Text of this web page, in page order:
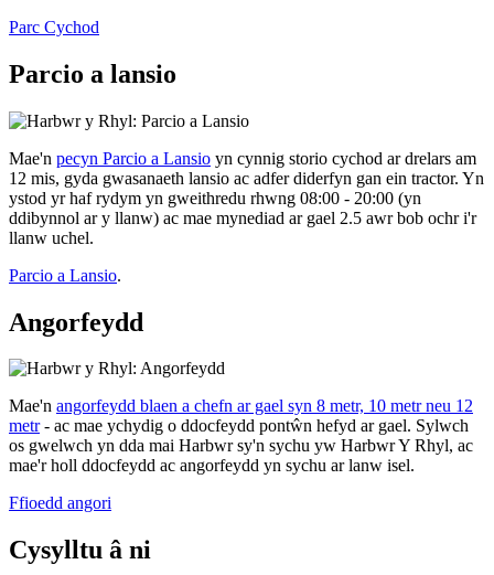
Parc Cychod
Parcio a lansio
Mae'n pecyn Parcio a Lansio yn cynnig storio cychod ar drelars am
12 mis, gyda gwasanaeth lansio ac adfer diderfyn gan ein tractor. Yn
ystod yr haf rydym yn gweithredu rhwng 08:00 - 20:00 (yn
ddibynnol ar y llanw) ac mae mynediad ar gael 2.5 awr bob ochr i'r
llanw uchel.
Parcio a Lansio.
Angorfeydd
Mae'n angorfeydd blaen a chefn ar gael syn 8 metr, 10 metr neu 12
metr- ac mae ychydig o ddocfeydd pontŵn hefyd ar gael. Sylwch
os gwelwch yn dda mai Harbwr sy'n sychu yw Harbwr Y Rhyl, ac
mae'r holl ddocfeydd ac angorfeydd yn sychu ar lanw isel.
Ffioedd angori
Cysylltu â ni